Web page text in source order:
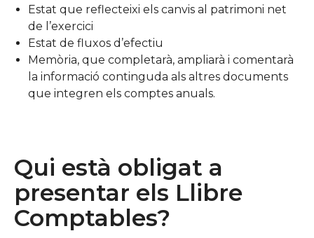
Estat que reflecteixi els canvis al patrimoni net
de l’exercici
Estat de fluxos d’efectiu
Memòria, que completarà, ampliarà i comentarà
la informació continguda als altres documents
que integren els comptes anuals.
Qui està obligat a
presentar els Llibre
Comptables?